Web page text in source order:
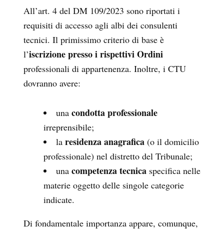
All’art. 4 del DM 109/2023 sono riportati i
requisiti di accesso agli albi dei consulenti
tecnici. Il primissimo criterio di base è
l’iscrizione presso i rispettivi Ordini
professionali di appartenenza. Inoltre, i CTU
dovranno avere:
una condotta professionale
irreprensibile;
la residenza anagrafica (o il domicilio
professionale) nel distretto del Tribunale;
una competenza tecnica specifica nelle
materie oggetto delle singole categorie
indicate.
Di fondamentale importanza appare, comunque,